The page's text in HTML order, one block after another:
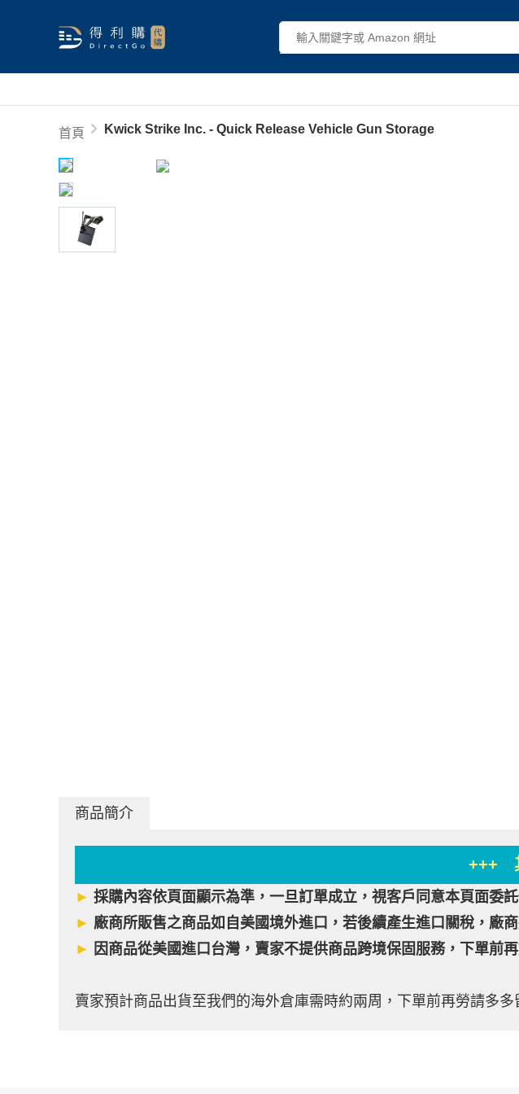
首頁 Kwick Strike Inc. - Quick Release Vehicle Gun Storage
商品簡介
+++
► 採購內容依頁面顯示為準，一旦訂單成立，視客戶同意本頁面委
► 廠商所販售之商品如自美國境外進口，若後續產生進口關稅，廠
► 因商品從美國進口台灣，賣家不提供商品跨境保固服務，下單前
賣家預計商品出貨至我們的海外倉庫需時約兩周，下單前再勞請多多